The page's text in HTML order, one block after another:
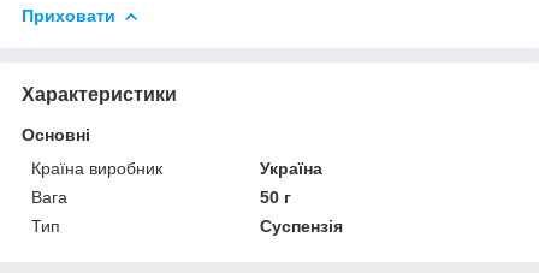
Приховати
Характеристики
Основні
Країна виробник
Україна
Вага
50 г
Тип
Суспензія